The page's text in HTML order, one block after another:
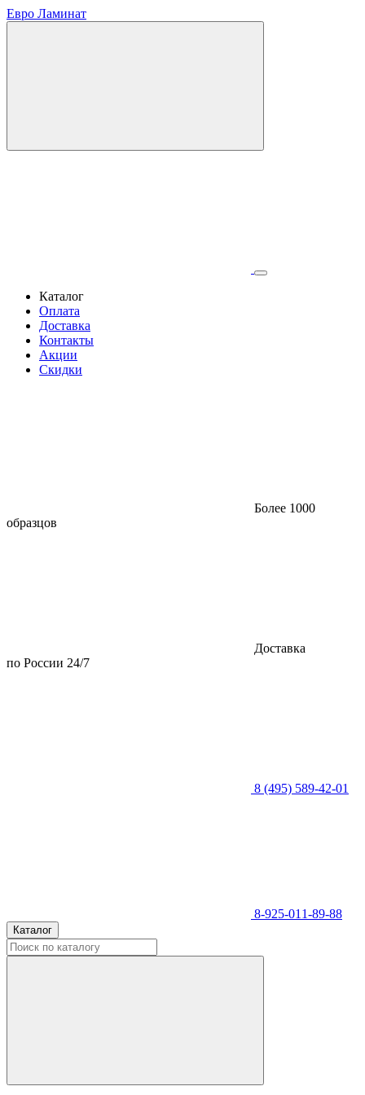
Евро Ламинат
Каталог
Оплата
Доставка
Контакты
Акции
Скидки
Более 1000
образцов
Доставка
по России 24/7
8 (495) 589-42-01
8-925-011-89-88
Каталог